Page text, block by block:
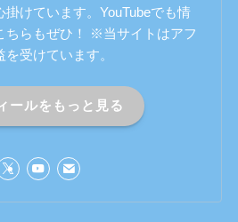
掛けています。YouTubeでも情
ちらもぜひ！ ※当サイトはアフ
受けています。
ールをもっと見る